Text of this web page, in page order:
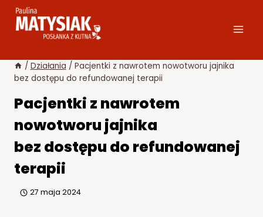
Przejdź
/ Działania / Pacjentki z nawrotem nowotworu jajnika
bez dostępu do refundowanej terapii
Pacjentki z nawrotem
nowotworu jajnika
bez dostępu do refundowanej
terapii
27 maja 2024